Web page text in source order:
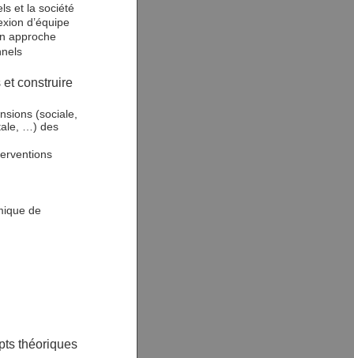
et la société
d’équipe
approche
et construire
(sociale,
…) des
de
théoriques